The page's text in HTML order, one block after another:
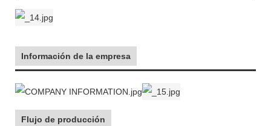
Información de la empresa
Flujo de producción